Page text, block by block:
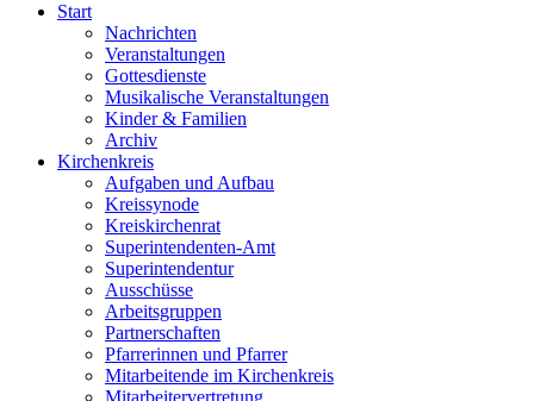
Start
Nachrichten
Veranstaltungen
Gottesdienste
Musikalische Veranstaltungen
Kinder & Familien
Archiv
Kirchenkreis
Aufgaben und Aufbau
Kreissynode
Kreiskirchenrat
Superintendenten-Amt
Superintendentur
Ausschüsse
Arbeitsgruppen
Partnerschaften
Pfarrerinnen und Pfarrer
Mitarbeitende im Kirchenkreis
Mitarbeitervertretung